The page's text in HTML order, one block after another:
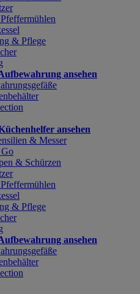
& Pflege
ansehen
ansehen
& Messer
& Schürzen
& Pflege
ansehen